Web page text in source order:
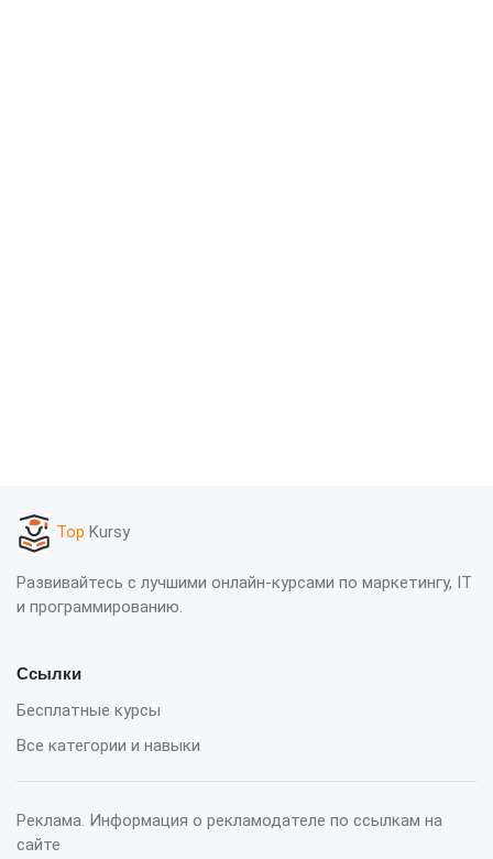
Top Kursy
Развивайтесь с лучшими онлайн-курсами по маркетингу, IT
и программированию.
Ссылки
Бесплатные курсы
Все категории и навыки
Реклама. Информация о рекламодателе по ссылкам на
сайте